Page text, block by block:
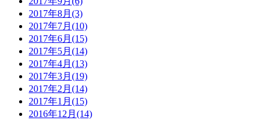
2017年8月(3)
2017年7月(10)
2017年6月(15)
2017年5月(14)
2017年4月(13)
2017年3月(19)
2017年2月(14)
2017年1月(15)
2016年12月(14)